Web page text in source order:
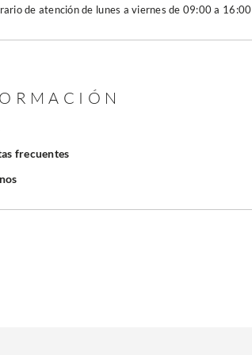
de atención de lunes a viernes de 09:00 a 16:00
frecuentes